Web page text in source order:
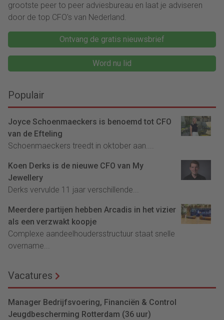
grootste peer to peer adviesbureau en laat je adviseren
door de top CFO's van Nederland.
Ontvang de gratis nieuwsbrief
Word nu lid
Populair
Joyce Schoenmaeckers is benoemd tot CFO
van de Efteling
Schoenmaeckers treedt in oktober aan....
Koen Derks is de nieuwe CFO van My
Jewellery
Derks vervulde 11 jaar verschillende...
Meerdere partijen hebben Arcadis in het vizier
als een verzwakt koopje
Complexe aandeelhoudersstructuur staat snelle
overname...
Vacatures
Manager Bedrijfsvoering, Financiën & Control
Jeugdbescherming Rotterdam (36 uur)